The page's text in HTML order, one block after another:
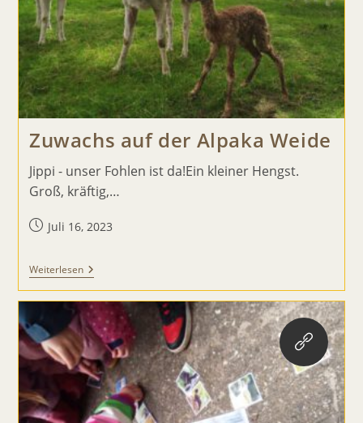
Zuwachs auf der Alpaka Weide
Jippi - unser Fohlen ist da!Ein kleiner Hengst.
Groß, kräftig,…
BeitragJuli 16, 2023
WeiterlesenZuwachs
Auf
Der
Alpaka
Weide